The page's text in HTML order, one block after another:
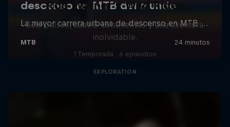
Rob Warner’s Wild Rides
Seis países, cuatro continentes y una aventura
inolvidable.
1 Temporada · 6 episodios
EXPLORATION